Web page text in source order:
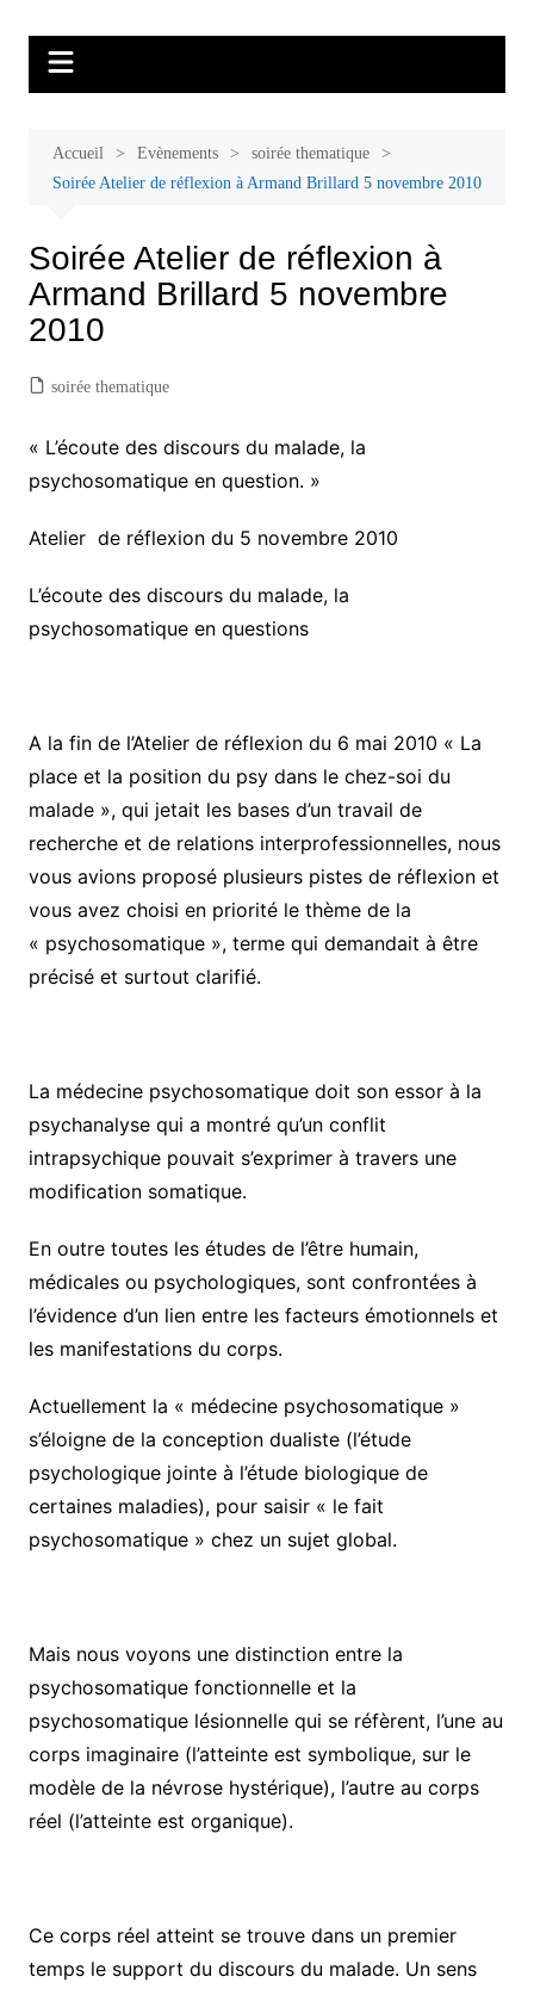
contenu
Malades et proches, Vivre avec et
après le cancer
thérapeutique, sophrologie, sport adapté, art thérapie, musico thérapie…
Accueil Evènements
soirée thematique
Soirée Atelier de réflexion à Armand Brillard 5 novembre 2010
Soirée Atelier de réflexion à
Armand Brillard 5 novembre
2010
soirée thematique
« L’écoute des discours du malade, la
psychosomatique en question. »
Atelier de réflexion du 5 novembre 2010
L’écoute des discours du malade, la
psychosomatique en questions
A la fin de l’Atelier de réflexion du 6 mai 2010 « La
place et la position du psy dans le chez-soi du
malade », qui jetait les bases d’un travail de
recherche et de relations interprofessionnelles, nous
vous avions proposé plusieurs pistes de réflexion et
vous avez choisi en priorité le thème de la
« psychosomatique », terme qui demandait à être
précisé et surtout clarifié.
La médecine psychosomatique doit son essor à la
psychanalyse qui a montré qu’un conflit
intrapsychique pouvait s’exprimer à travers une
modification somatique.
En outre toutes les études de l’être humain,
médicales ou psychologiques, sont confrontées à
l’évidence d’un lien entre les facteurs émotionnels et
les manifestations du corps.
Actuellement la « médecine psychosomatique »
s’éloigne de la conception dualiste (l’étude
psychologique jointe à l’étude biologique de
certaines maladies), pour saisir « le fait
psychosomatique » chez un sujet global.
Mais nous voyons une distinction entre la
psychosomatique fonctionnelle et la
psychosomatique lésionnelle qui se réfèrent, l’une au
corps imaginaire (l’atteinte est symbolique, sur le
modèle de la névrose hystérique), l’autre au corps
réel (l’atteinte est organique).
Ce corps réel atteint se trouve dans un premier
temps le support du discours du malade. Un sens